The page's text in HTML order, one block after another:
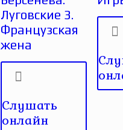
Луговские 3.
Французская
жена
Слушать
онлайн